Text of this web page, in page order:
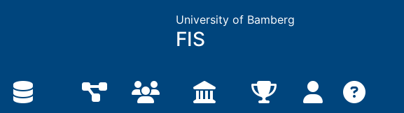
University of Bamberg
FIS